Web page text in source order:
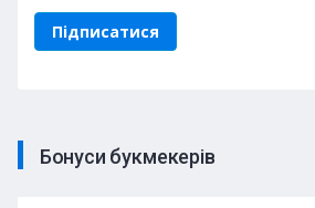
Бонуси букмекерів